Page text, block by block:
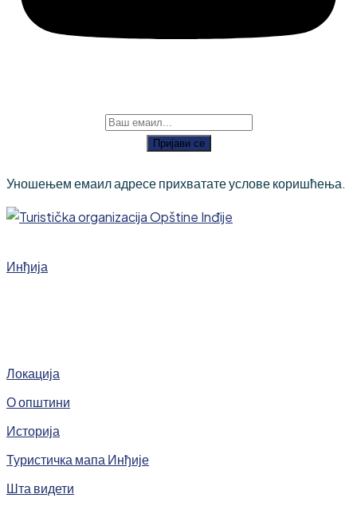
Пријави се
Уношењем емаил адресе прихватате услове коришћења.
Инђија
Локација
О општини
Историја
Туристичка мапа Инђије
Шта видети